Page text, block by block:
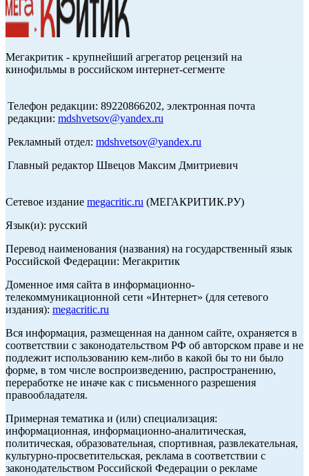
Мегакритик - крупнейший агрегатор рецензий на
кинофильмы в российском интернет-сегменте
Телефон редакции: 89220866202, электронная почта
редакции: mdshvetsov@yandex.ru
Рекламный отдел: mdshvetsov@yandex.ru
Главный редактор Швецов Максим Дмитриевич
Сетевое издание megacritic.ru (МЕГАКРИТИК.РУ)
Язык(и): русский
Перевод наименования (названия) на государственный язык
Российской Федерации: Мегакритик
Доменное имя сайта в информационно-
телекоммуникационной сети «Интернет» (для сетевого
издания): megacritic.ru
Вся информация, размещенная на данном сайте, охраняется в
соответствии с законодательством РФ об авторском праве и не
подлежит использованию кем-либо в какой бы то ни было
форме, в том числе воспроизведению, распространению,
переработке не иначе как с письменного разрешения
правообладателя.
Примерная тематика и (или) специализация:
информационная, информационно-аналитическая,
политическая, образовательная, спортивная, развлекательная,
культурно-просветительская, реклама в соответствии с
законодательством Российской Федерации о рекламе